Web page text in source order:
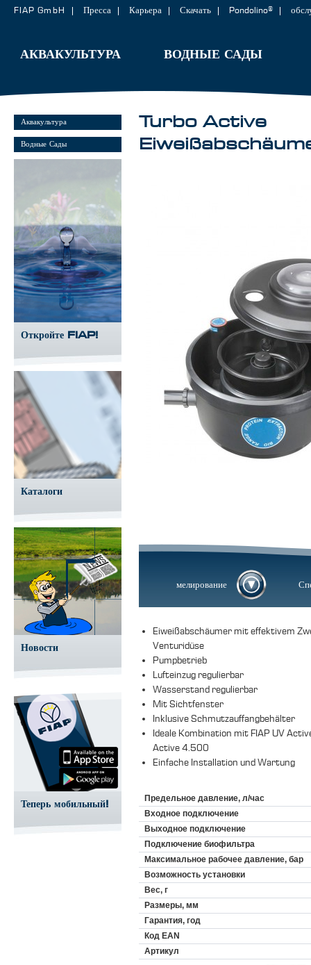
АКВАКУЛЬТУРА ВОДНЫЕ САДЫ
FIAP GmbH Пресса Карьера Скачать Pondolino®
Turbo Active
мелирование
Eiweißabschäumer mit effektivem
Venturidüse
Pumpbetrieb
Lufteinzug regulierbar
Wasserstand regulierbar
Mit Sichtfenster
Inklusive Schmutzauffangbehälter
Ideale Kombination mit FIAP UV
Active 4.500
Einfache Installation und Wartung
Предельное давление, л/час
Входное подключение
Выходное подключение
Подключение биофильтра
Maксимальное рабочее давление, бар
Возможность установки
Вес, г
Размеры, мм
Гарантия, год
Код EAN
Aртикул
Аквакультура
Водные Сады
Откройте FIAP!
Каталоги
Новости
Теперь мобильный!